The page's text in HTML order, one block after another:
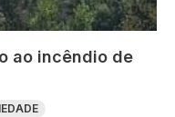
ao incêndio de